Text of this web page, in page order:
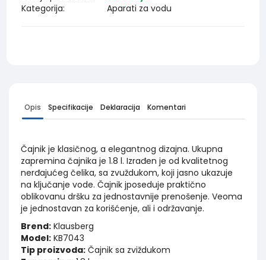
Kategorija:
Aparati za vodu
Opis Specifikacije Deklaracija Komentari
Čajnik je klasičnog, a elegantnog dizajna. Ukupna
zapremina čajnika je 1.8 l. Izrađen je od kvalitetnog
nerđajućeg čelika, sa zvuždukom, koji jasno ukazuje
na ključanje vode. Čajnik jposeduje praktično
oblikovanu dršku za jednostavnije prenošenje. Veoma
je jednostavan za korišćenje, ali i održavanje.
Brend: Klausberg
Model: KB7043
Tip proizvoda: Čajnik sa zviždukom